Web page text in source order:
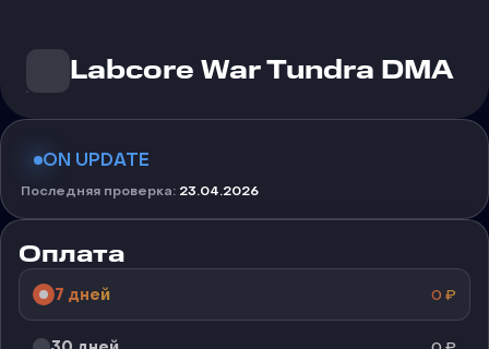
Labcore War Tundra DMA
ON UPDATE
Последняя проверка: 23.04.2026
Оплата
7 дней 0 ₽